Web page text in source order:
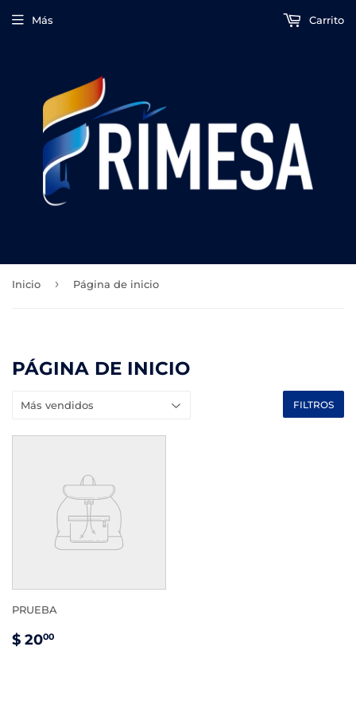
Más Carrito
Inicio › Página de inicio
PÁGINA DE INICIO
FILTROS
PRUEBA
PRECIO
$ 2000